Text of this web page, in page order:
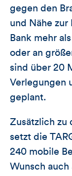
gegen den
und Nähe zur
Bank mehr
oder an
sind über 20
Verlegungen
geplant.
Zusätzlich zu
setzt die
240 mobile
Wunsch auch